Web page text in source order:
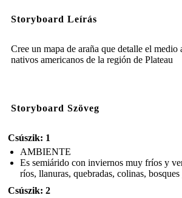
Storyboard Leírás
Cree un mapa de araña que detalle el
nativos americanos de la región de Plateau
Storyboard Szöveg
Csúszik: 1
AMBIENTE
Es semiárido con inviernos muy fríos y
ríos, llanuras, quebradas, colinas,
Csúszik: 2